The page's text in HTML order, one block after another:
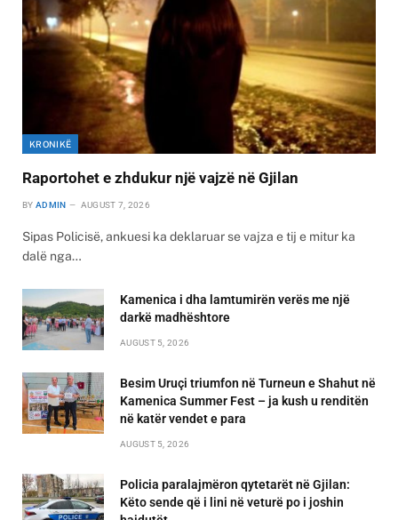
KRONIKË
Raportohet e zhdukur një vajzë në Gjilan
BY ADMIN AUGUST 7, 2026
Sipas Policisë, ankuesi ka deklaruar se vajza e tij e mitur ka
dalë nga…
Kamenica i dha lamtumirën verës me një
darkë madhështore
AUGUST 5, 2026
Besim Uruçi triumfon në Turneun e Shahut në
Kamenica Summer Fest – ja kush u renditën
në katër vendet e para
AUGUST 5, 2026
Policia paralajmëron qytetarët në Gjilan:
Këto sende që i lini në veturë po i joshin